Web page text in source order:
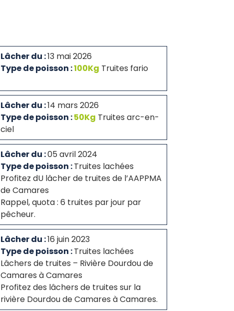
Lâcher du :13 mai 2026
Type de poisson :100Kg Truites fario
Lâcher du :14 mars 2026
Type de poisson :50Kg Truites arc-en-
ciel
Lâcher du :05 avril 2024
Type de poisson :Truites lachées
Profitez dU lâcher de truites de l’AAPPMA
de Camares
Rappel, quota : 6 truites par jour par
pêcheur.
Lâcher du :16 juin 2023
Type de poisson :Truites lachées
Lâchers de truites – Rivière Dourdou de
Camares à Camares
Profitez des lâchers de truites sur la
rivière Dourdou de Camares à Camares.